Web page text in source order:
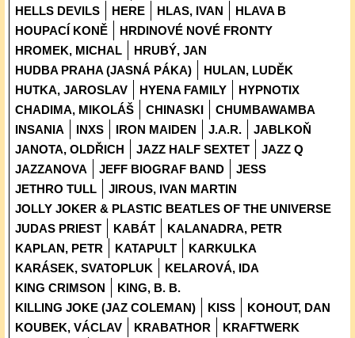
HELLS DEVILS
HERE HLAS, IVAN
HLAVA B
HOUPACÍ KONĚ
HRDINOVÉ NOVÉ FRONTY
HROMEK, MICHAL
HRUBÝ, JAN
HUDBA PRAHA (JASNÁ PÁKA)
HULAN, LUDĚK
HUTKA, JAROSLAV
HYENA FAMILY
HYPNOTIX
CHADIMA, MIKOLÁŠ
CHINASKI
CHUMBAWAMBA
INSANIA
INXS IRON MAIDEN J.A.R.
JABLKOŇ
JANOTA, OLDŘICH
JAZZ HALF SEXTET
JAZZ Q
JAZZANOVA
JEFF BIOGRAF BAND
JESS
JETHRO TULL
JIROUS, IVAN MARTIN
JOLLY JOKER & PLASTIC BEATLES OF THE UNIVERSE
JUDAS PRIEST
KABÁT
KALANADRA, PETR
KAPLAN, PETR
KATAPULT
KARKULKA
KARÁSEK, SVATOPLUK
KELAROVÁ, IDA
KING CRIMSON
KING, B. B.
KILLING JOKE (JAZ COLEMAN)
KISS
KOHOUT, DAN
KOUBEK, VÁCLAV
KRABATHOR
KRAFTWERK